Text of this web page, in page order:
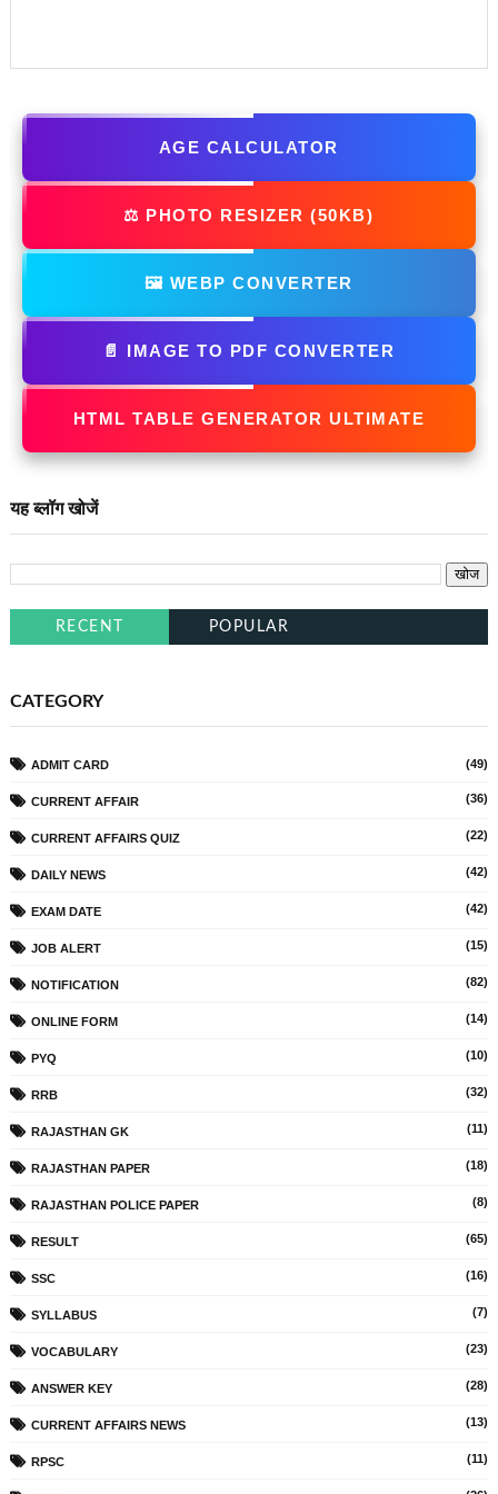
AGE CALCULATOR
⚖️ PHOTO RESIZER (50KB)
🖼️ WEBP CONVERTER
📄 IMAGE TO PDF CONVERTER
HTML TABLE GENERATOR ULTIMATE
यह ब्लॉग खोजें
RECENT POPULAR
CATEGORY
ADMIT CARD (49)
CURRENT AFFAIR (36)
CURRENT AFFAIRS QUIZ (22)
DAILY NEWS (42)
EXAM DATE (42)
JOB ALERT (15)
NOTIFICATION (82)
ONLINE FORM (14)
PYQ (10)
RRB (32)
RAJASTHAN GK (11)
RAJASTHAN PAPER (18)
RAJASTHAN POLICE PAPER (8)
RESULT (65)
SSC (16)
SYLLABUS (7)
VOCABULARY (23)
ANSWER KEY (28)
CURRENT AFFAIRS NEWS (13)
RPSC (11)